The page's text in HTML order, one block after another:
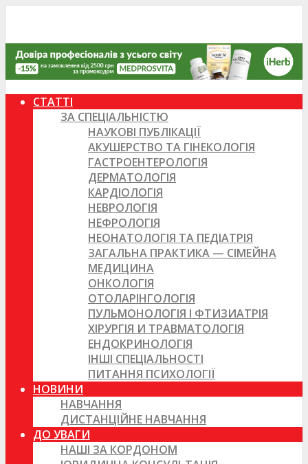
СТАТТІ
ЗА СПЕЦІАЛЬНІСТЮ
НАУКОВІ ПУБЛІКАЦІЇ
АКУШЕРСТВО ТА ГІНЕКОЛОГІЯ
ГАСТРОЕНТЕРОЛОГІЯ
ДЕРМАТОЛОГІЯ
КАРДІОЛОГІЯ
НЕВРОЛОГІЯ
НЕФРОЛОГІЯ
НЕОНАТОЛОГІЯ ТА ПЕДІАТРІЯ
ЗАГАЛЬНА ПРАКТИКА — СІМЕЙНА
МЕДИЦИНА
ОНКОЛОГІЯ
ОТОЛАРІНГОЛОГІЯ
ПУЛЬМОНОЛОГІЯ І ФТИЗИАТРІЯ
ХІРУРГІЯ И ТРАВМАТОЛОГІЯ
ЕНДОКРИНОЛОГІЯ
ІНШІ СПЕЦІАЛЬНОСТІ
ПИТАННЯ ПСИХОЛОГІЇ
НОВИНИ
НАВЧАННЯ
ДИСТАНЦІЙНЕ НАВЧАННЯ
ДО УВАГИ
НАШІ ЗА КОРДОНОМ